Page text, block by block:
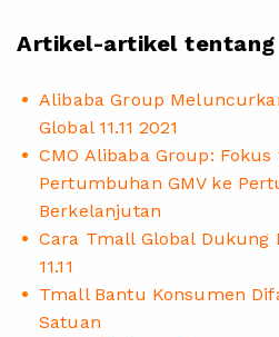
Artikel-artikel tentang
Alibaba Group
Global 11.11 2021
CMO Alibaba Group: Fokus
Pertumbuhan GMV ke
Berkelanjutan
Cara Tmall Global Dukung
11.11
Tmall Bantu Konsumen
Satuan